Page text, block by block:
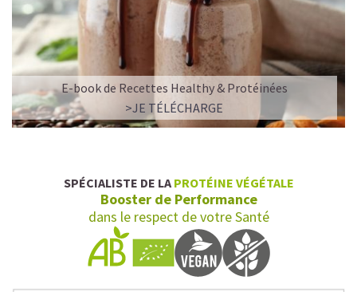
E-book de Recettes Healthy & Protéinées
>JE TÉLÉCHARGE
SPÉCIALISTE DE LA PROTÉINE VÉGÉTALE
Booster de Performance
dans le respect de votre Santé